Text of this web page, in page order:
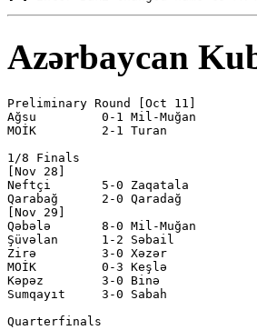
Azərbaycan
Preliminary Round [Oct 11]
Ağsu         0-1 Mil-Muğan
MOİK         2-1 Turan
1/8 Finals
[Nov 28]
Neftçi       5-0 Zaqatala
Qarabağ      2-0 Qaradağ
[Nov 29]
Qəbələ       8-0 Mil-Muğan
Şüvəlan      1-2 Səbail
Zirə         3-0 Xəzər
MOİK         0-3 Keşlə
Kəpəz        3-0 Binə
Sumqayıt     3-0 Sabah
Quarterfinals